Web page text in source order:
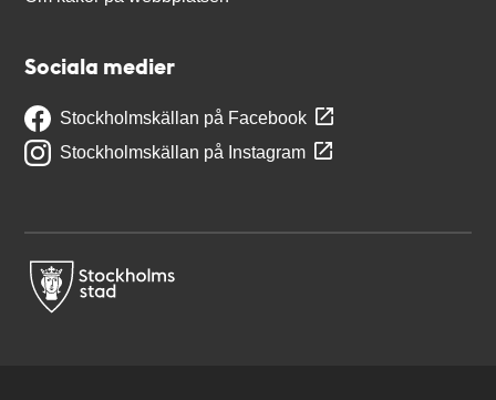
Sociala medier
Stockholmskällan på Facebook
Stockholmskällan på Instagram